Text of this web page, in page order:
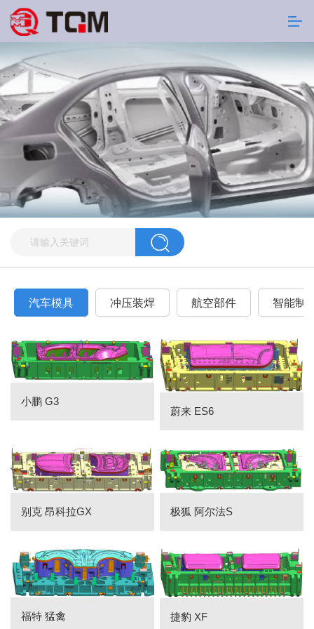
汽车模具 冲压装焊 航空部件 智能制
小鹏 G3
蔚来 ES6
别克 昂科拉GX 极狐 阿尔法S
福特 猛禽 捷豹 XF